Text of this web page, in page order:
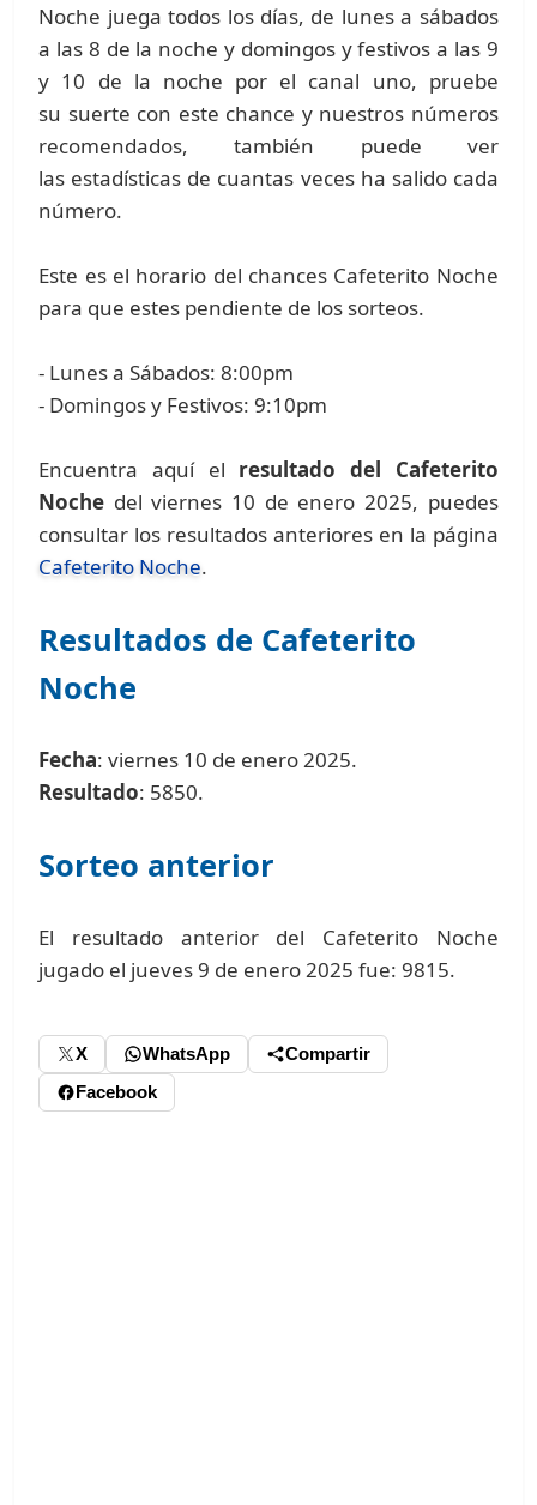
Noche juega todos los días, de lunes a sábados
a las 8 de la noche y domingos y festivos a las 9
y 10 de la noche por el canal uno, pruebe
su suerte con este chance y nuestros números
recomendados, también puede ver
las estadísticas de cuantas veces ha salido cada
número.
Este es el horario del chances Cafeterito Noche
para que estes pendiente de los sorteos.
- Lunes a Sábados: 8:00pm
- Domingos y Festivos: 9:10pm
Encuentra aquí el resultado del Cafeterito
Noche del viernes 10 de enero 2025, puedes
consultar los resultados anteriores en la página
Cafeterito Noche.
Resultados de Cafeterito
Noche
Fecha: viernes 10 de enero 2025.
Resultado: 5850.
Sorteo anterior
El resultado anterior del Cafeterito Noche
jugado el jueves 9 de enero 2025 fue: 9815.
X WhatsApp
Compartir
Facebook